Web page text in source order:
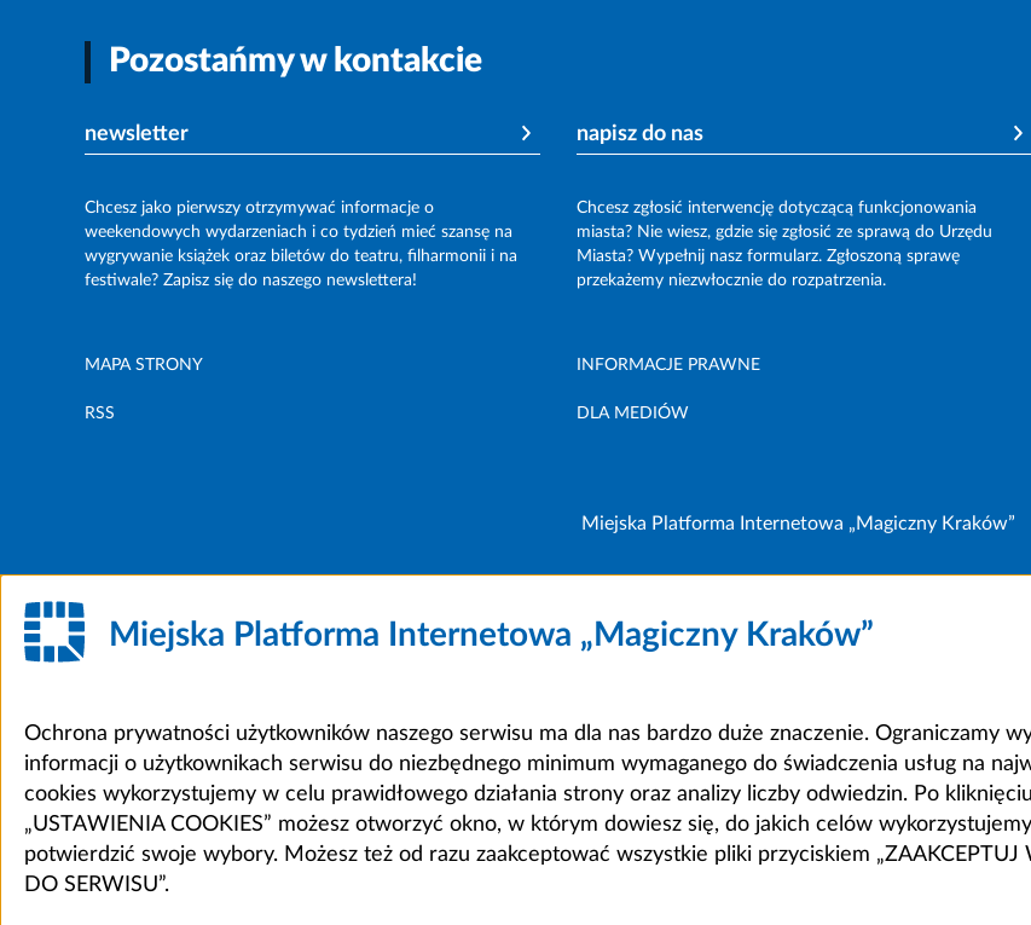
Pozostańmy w kontakcie
newsletter
Chcesz jako pierwszy otrzymywać informacje o
weekendowych wydarzeniach i co tydzień mieć szansę na
wygrywanie książek oraz biletów do teatru, filharmonii i na
festiwale? Zapisz się do naszego newslettera!
napisz do nas
Chcesz zgłosić interwencję dotyczącą funkcjonowania
miasta? Nie wiesz, gdzie się zgłosić ze sprawą do Urzędu
Miasta? Wypełnij nasz formularz. Zgłoszoną sprawę
przekażemy niezwłocznie do rozpatrzenia.
MAPA STRONY INFORMACJE PRAWNE
RSS DLA MEDIÓW
Miejska Platforma Internetowa „Magiczny Kraków”
Miejska Platforma Internetowa „Magiczny Kraków”
Ochrona prywatności użytkowników naszego serwisu ma dla nas bardzo duże znaczenie. Ograniczamy
informacji o użytkownikach serwisu do niezbędnego minimum wymaganego do świadczenia usług na
cookies wykorzystujemy w celu prawidłowego działania strony oraz analizy liczby odwiedzin. Po
„USTAWIENIA COOKIES” możesz otworzyć okno, w którym dowiesz się, do jakich celów
potwierdzić swoje wybory. Możesz też od razu zaakceptować wszystkie pliki przyciskiem „ZAAKCEPTUJ
DO SERWISU”.